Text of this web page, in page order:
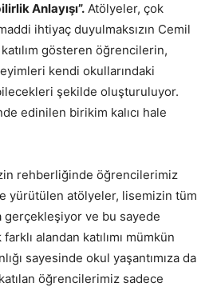
Anlayışı”. Atölyeler, çok
ihtiyaç duyulmaksızın Cemil
gösteren öğrencilerin,
kendi okullarındaki
şekilde oluşturuluyor.
edinilen birikim kalıcı hale
rehberliğinde öğrencilerimiz
yürütülen atölyeler, lisemizin tüm
gerçekleşiyor ve bu sayede
alandan katılımı mümkün
sayesinde okul yaşantımıza da
öğrencilerimiz sadece